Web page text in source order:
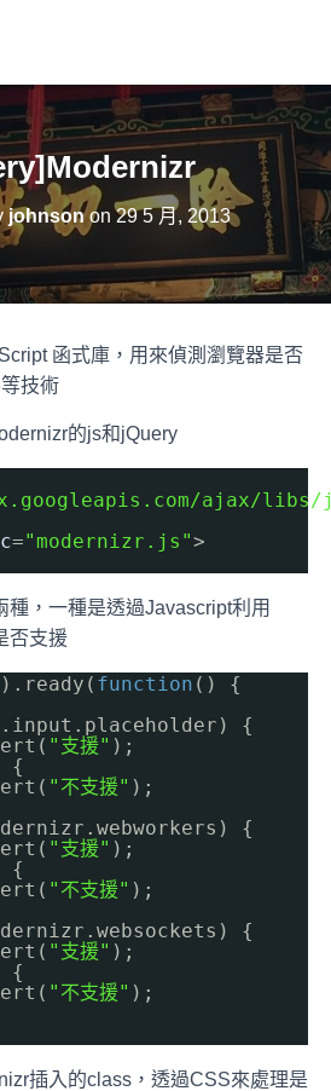
johnsonon29 5 月, 2013
函式庫，用來偵測瀏覽器是否
技術
的js和jQuery
ajax/
="modernizr.js">
種，一種是透過Javascript利用
否支援
function () {
{
"支援" );
{
"不支援" );
{
"支援" );
{
"不支援" );
{
"支援" );
{
"不支援" );
插入的class，透過CSS來處理是